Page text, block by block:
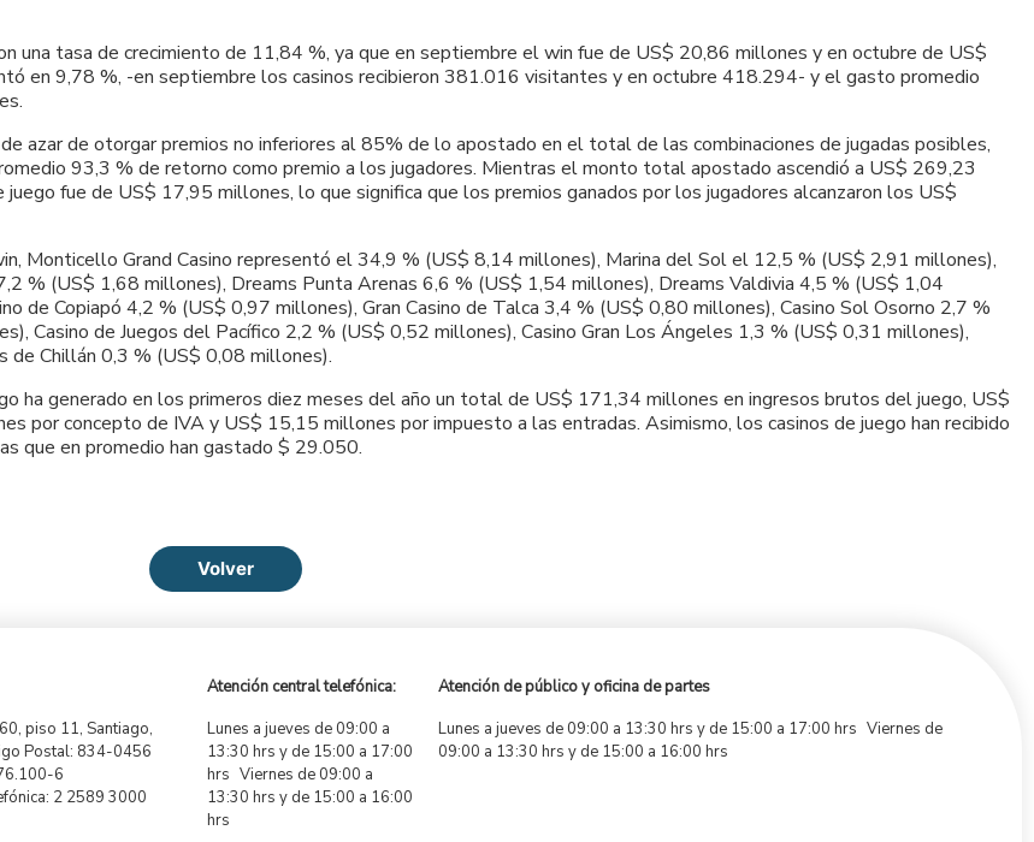
una tasa de crecimiento de 11,84 %, ya que en septiembre el win fue de US$ 20,86 millones y en octubre de US$
en 9,78 %, -en septiembre los casinos recibieron 381.016 visitantes y en octubre 418.294- y el gasto promedio
azar de otorgar premios no inferiores al 85% de lo apostado en el total de las combinaciones de jugadas posibles,
93,3 % de retorno como premio a los jugadores. Mientras el monto total apostado ascendió a US$ 269,23
fue de US$ 17,95 millones, lo que significa que los premios ganados por los jugadores alcanzaron los US$
Monticello Grand Casino representó el 34,9 % (US$ 8,14 millones), Marina del Sol el 12,5 % (US$ 2,91 millones),
% (US$ 1,68 millones), Dreams Punta Arenas 6,6 % (US$ 1,54 millones), Dreams Valdivia 4,5 % (US$ 1,04
de Copiapó 4,2 % (US$ 0,97 millones), Gran Casino de Talca 3,4 % (US$ 0,80 millones), Casino Sol Osorno 2,7 %
Casino de Juegos del Pacífico 2,2 % (US$ 0,52 millones), Casino Gran Los Ángeles 1,3 % (US$ 0,31 millones),
de Chillán 0,3 % (US$ 0,08 millones).
ha generado en los primeros diez meses del año un total de US$ 171,34 millones en ingresos brutos del juego, US$
por concepto de IVA y US$ 15,15 millones por impuesto a las entradas. Asimismo, los casinos de juego han recibido
que en promedio han gastado $ 29.050.
Volver
piso 11, Santiago,
Postal: 834-0456
6
2 2589 3000
Atención central telefónica:
Lunes a jueves de 09:00 a
13:30 hrs y de 15:00 a 17:00
hrs Viernes de 09:00 a
13:30 hrs y de 15:00 a 16:00
hrs
Atención de público y oficina de partes
Lunes a jueves de 09:00 a 13:30 hrs y de 15:00 a 17:00 hrs Viernes de
09:00 a 13:30 hrs y de 15:00 a 16:00 hrs